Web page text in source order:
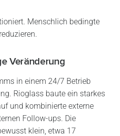
Menschlich bedingte
Veränderung
in einem 24/7 Betrieb
Rioglass baute ein starkes
und kombinierte externe
Follow-ups. Die
klein, etwa 17